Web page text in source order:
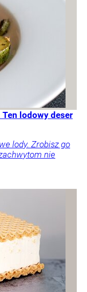
Ten lodowy deser
lody. Zrobisz go
nie